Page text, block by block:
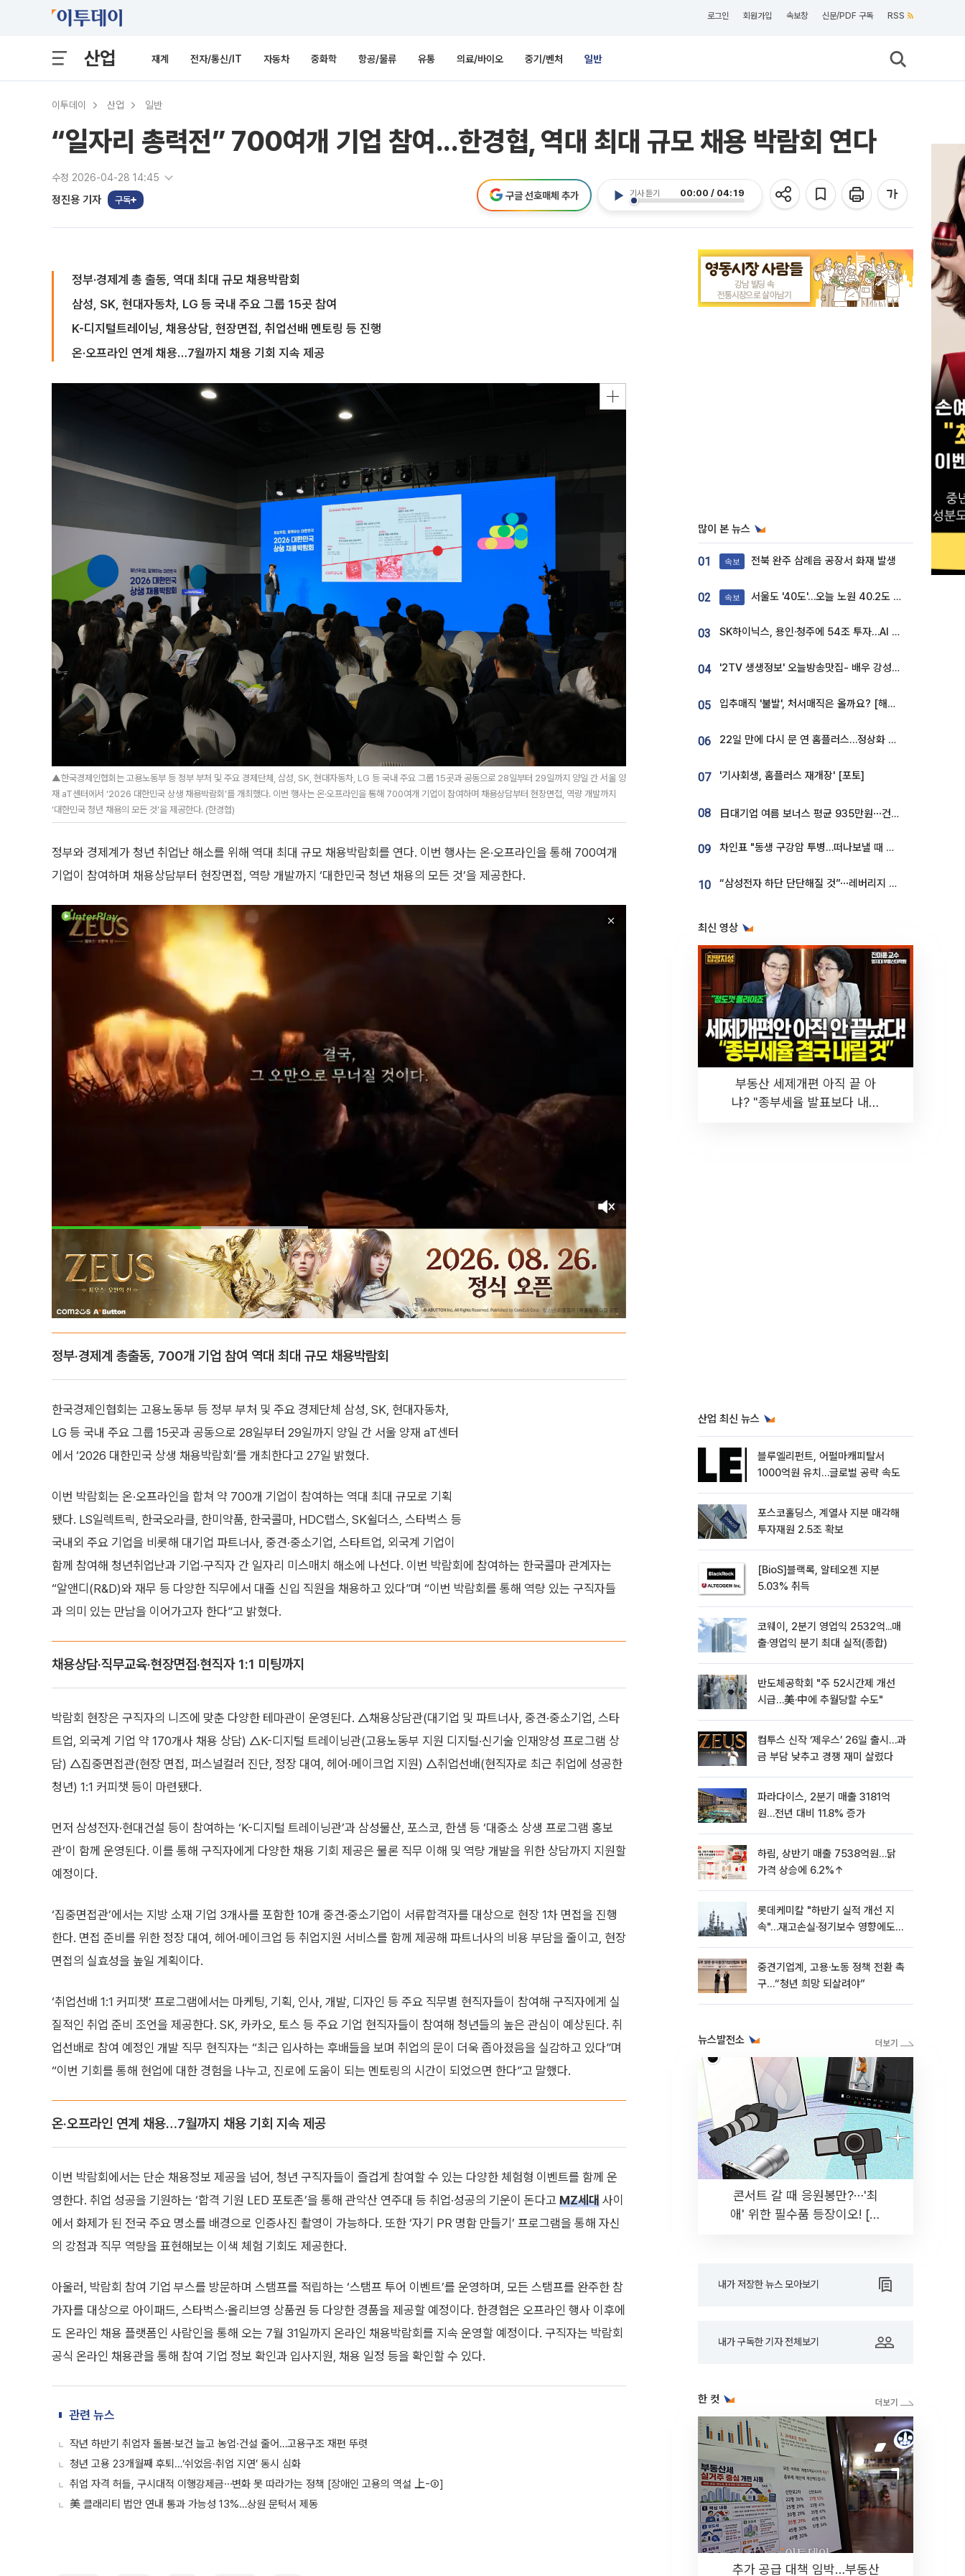
로그인 회원가입 속보창 신문/PDF 구독 RSS
산업 재계 전자/통신/IT 자동차 중화학 항공/물류 유통 의료/바이오 중기/벤처 일반
이투데이 산업 일반
“일자리 총력전” 700여개 기업 참여...한경협, 역대 최대 규모 채용 박람회 연다
수정 2026-04-28 14:45
정진용 기자 구독
기사 듣기 00:00 / 04:19
구글 선호매체 추가
정부·경제계 총 출동, 역대 최대 규모 채용박람회
삼성, SK, 현대자동차, LG 등 국내 주요 그룹 15곳 참여
K-디지털트레이닝, 채용상담, 현장면접, 취업선배 멘토링 등 진행
온·오프라인 연계 채용…7월까지 채용 기회 지속 제공
▲한국경제인협회는 고용노동부 등 정부 부처 및 주요 경제단체, 삼성, SK, 현대자동차, LG 등 국내 주요 그룹 15곳과 공동으로 28일부터 29일까지 양일 간 서울 양
재 aT센터에서 ‘2026 대한민국 상생 채용박람회’를 개최했다. 이번 행사는 온·오프라인을 통해 700여개 기업이 참여하며 채용상담부터 현장면접, 역량 개발까지
‘대한민국 청년 채용의 모든 것’을 제공한다. (한경협)
정부와 경제계가 청년 취업난 해소를 위해 역대 최대 규모 채용박람회를 연다. 이번 행사는 온·오프라인을 통해 700여개
기업이 참여하며 채용상담부터 현장면접, 역량 개발까지 ‘대한민국 청년 채용의 모든 것’을 제공한다.
정부·경제계 총출동, 700개 기업 참여 역대 최대 규모 채용박람회
한국경제인협회는 고용노동부 등 정부 부처 및 주요 경제단체 삼성, SK, 현대자동차,
LG 등 국내 주요 그룹 15곳과 공동으로 28일부터 29일까지 양일 간 서울 양재 aT센터
에서 ‘2026 대한민국 상생 채용박람회’를 개최한다고 27일 밝혔다.
이번 박람회는 온·오프라인을 합쳐 약 700개 기업이 참여하는 역대 최대 규모로 기획
됐다. LS일렉트릭, 한국오라클, 한미약품, 한국콜마, HDC랩스, SK쉴더스, 스타벅스 등
국내외 주요 기업을 비롯해 대기업 파트너사, 중견·중소기업, 스타트업, 외국계 기업이
함께 참여해 청년취업난과 기업·구직자 간 일자리 미스매치 해소에 나선다. 이번 박람회에 참여하는 한국콜마 관계자는
“알앤디(R&D)와 재무 등 다양한 직무에서 대졸 신입 직원을 채용하고 있다”며 “이번 박람회를 통해 역량 있는 구직자들
과 의미 있는 만남을 이어가고자 한다”고 밝혔다.
채용상담·직무교육·현장면접·현직자 1:1 미팅까지
박람회 현장은 구직자의 니즈에 맞춘 다양한 테마관이 운영된다. △채용상담관(대기업 및 파트너사, 중견·중소기업, 스타
트업, 외국계 기업 약 170개사 채용 상담) △K-디지털 트레이닝관(고용노동부 지원 디지털·신기술 인재양성 프로그램 상
담) △집중면접관(현장 면접, 퍼스널컬러 진단, 정장 대여, 헤어·메이크업 지원) △취업선배(현직자로 최근 취업에 성공한
청년) 1:1 커피챗 등이 마련됐다.
먼저 삼성전자·현대건설 등이 참여하는 ‘K-디지털 트레이닝관’과 삼성물산, 포스코, 한샘 등 ‘대중소 상생 프로그램 홍보
관’이 함께 운영된다. 이를 통해 구직자에게 다양한 채용 기회 제공은 물론 직무 이해 및 역량 개발을 위한 상담까지 지원할
예정이다.
‘집중면접관’에서는 지방 소재 기업 3개사를 포함한 10개 중견·중소기업이 서류합격자를 대상으로 현장 1차 면접을 진행
한다. 면접 준비를 위한 정장 대여, 헤어·메이크업 등 취업지원 서비스를 함께 제공해 파트너사의 비용 부담을 줄이고, 현장
면접의 실효성을 높일 계획이다.
‘취업선배 1:1 커피챗’ 프로그램에서는 마케팅, 기획, 인사, 개발, 디자인 등 주요 직무별 현직자들이 참여해 구직자에게 실
질적인 취업 준비 조언을 제공한다. SK, 카카오, 토스 등 주요 기업 현직자들이 참여해 청년들의 높은 관심이 예상된다. 취
업선배로 참여 예정인 개발 직무 현직자는 “최근 입사하는 후배들을 보며 취업의 문이 더욱 좁아졌음을 실감하고 있다”며
“이번 기회를 통해 현업에 대한 경험을 나누고, 진로에 도움이 되는 멘토링의 시간이 되었으면 한다”고 말했다.
온·오프라인 연계 채용…7월까지 채용 기회 지속 제공
이번 박람회에서는 단순 채용정보 제공을 넘어, 청년 구직자들이 즐겁게 참여할 수 있는 다양한 체험형 이벤트를 함께 운
영한다. 취업 성공을 기원하는 ‘합격 기원 LED 포토존’을 통해 관악산 연주대 등 취업·성공의 기운이 돈다고 MZ세대 사이
에서 화제가 된 전국 주요 명소를 배경으로 인증사진 촬영이 가능하다. 또한 ‘자기 PR 명함 만들기’ 프로그램을 통해 자신
의 강점과 직무 역량을 표현해보는 이색 체험 기회도 제공한다.
아울러, 박람회 참여 기업 부스를 방문하며 스탬프를 적립하는 ‘스탬프 투어 이벤트’를 운영하며, 모든 스탬프를 완주한 참
가자를 대상으로 아이패드, 스타벅스·올리브영 상품권 등 다양한 경품을 제공할 예정이다. 한경협은 오프라인 행사 이후에
도 온라인 채용 플랫폼인 사람인을 통해 오는 7월 31일까지 온라인 채용박람회를 지속 운영할 예정이다. 구직자는 박람회
공식 온라인 채용관을 통해 참여 기업 정보 확인과 입사지원, 채용 일정 등을 확인할 수 있다.
관련 뉴스
작년 하반기 취업자 돌봄·보건 늘고 농업·건설 줄어…고용구조 재편 뚜렷
청년 고용 23개월째 후퇴…‘쉬었음·취업 지연’ 동시 심화
취업 자격 허들, 구시대적 이행강제금⋯변화 못 따라가는 정책 [장애인 고용의 역설 上-③]
美 클래리티 법안 연내 통과 가능성 13%…상원 문턱서 제동
많이 본 뉴스
01 속보 전북 완주 삼례읍 공장서 화재 발생
02 속보 서울도 '40도'…오늘 노원 40.2도 기록
03 SK하이닉스, 용인·청주에 54조 투자…AI 메모리 생산기지 키운다
04 '2TV 생생정보' 오늘방송맛집- 배우 강성진 단골! 쌀국수ㆍ푸팟퐁 커리 맛집 '블○○○'
05 입추매직 '불발', 처서매직은 올까요? [해시태그]
06 22일 만에 다시 문 연 홈플러스…정상화 바쁜데 재고 없어 ‘발동동’[가보니]
07 '기사회생, 홈플러스 재개장' [포토]
08 日대기업 여름 보너스 평균 935만원⋯건설회사 1800만 넘어
09 차인표 "동생 구강암 투병…떠나보낼 때 가장 힘들었다”
10 “삼성전자 하단 단단해질 것”⋯레버리지 규제에 쏠림 완화 [찐코노미]
최신 영상
부동산 세제개편 아직 끝 아
냐? "종부세율 발표보다 내릴
산업 최신 뉴스
블루엘리펀트, 어펄마캐피탈서
1000억원 유치…글로벌 공략 속도
포스코홀딩스, 계열사 지분 매각해
투자재원 2.5조 확보
[BioS]블랙록, 알테오젠 지분
5.03% 취득
코웨이, 2분기 영업익 2532억...매
출·영업익 분기 최대 실적(종합)
반도체공학회 "주 52시간제 개선
시급…美·中에 추월당할 수도"
컴투스 신작 ‘제우스’ 26일 출시…과
금 부담 낮추고 경쟁 재미 살렸다
파라다이스, 2분기 매출 3181억
원…전년 대비 11.8% 증가
하림, 상반기 매출 7538억원…닭
가격 상승에 6.2%↑
롯데케미칼 "하반기 실적 개선 지
속"…재고손실·정기보수 영향에도
중견기업계, 고용·노동 정책 전환 촉
구…“청년 희망 되살려야”
뉴스발전소
콘서트 갈 때 응원봉만?⋯'최
애' 위한 필수품 등장이오! [솔
내가 저장한 뉴스 모아보기
내가 구독한 기자 전체보기
한 컷
추가 공급 대책 임박…부동산